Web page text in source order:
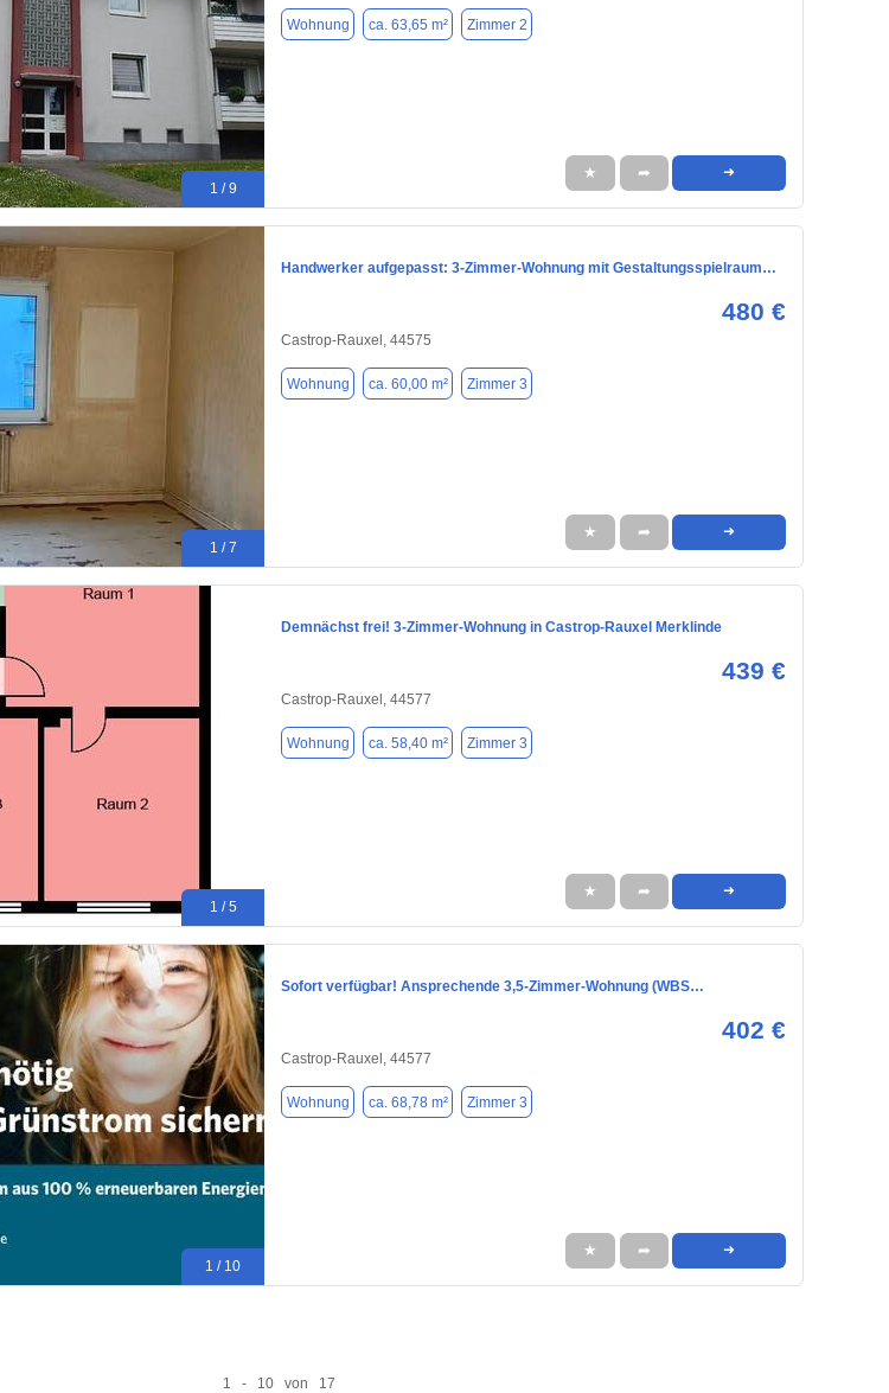
1 / 9
Wohnung ca. 63,65 m² Zimmer 2
★ ➦ ➜
1 / 7
Handwerker aufgepasst: 3-Zimmer-Wohnung mit Gestaltungsspielraum…
480 €
Castrop-Rauxel, 44575
Wohnung ca. 60,00 m² Zimmer 3
★ ➦ ➜
1 / 5
Demnächst frei! 3-Zimmer-Wohnung in Castrop-Rauxel Merklinde
439 €
Castrop-Rauxel, 44577
Wohnung ca. 58,40 m² Zimmer 3
★ ➦ ➜
1 / 10
Sofort verfügbar! Ansprechende 3,5-Zimmer-Wohnung (WBS…
402 €
Castrop-Rauxel, 44577
Wohnung ca. 68,78 m² Zimmer 3
★ ➦ ➜
1 - 10 von 17